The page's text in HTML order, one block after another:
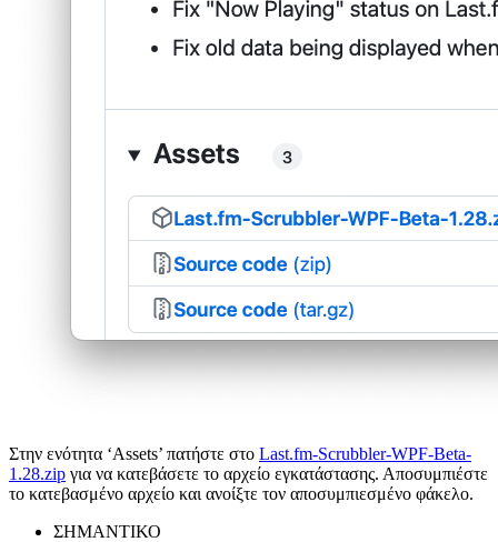
Στην ενότητα ‘Assets’ πατήστε στο Last.fm-Scrubbler-WPF-Beta-
1.28.zip για να κατεβάσετε το αρχείο εγκατάστασης. Αποσυμπιέστε
το κατεβασμένο αρχείο και ανοίξτε τον αποσυμπιεσμένο φάκελο.
ΣΗΜΑΝΤΙΚΟ